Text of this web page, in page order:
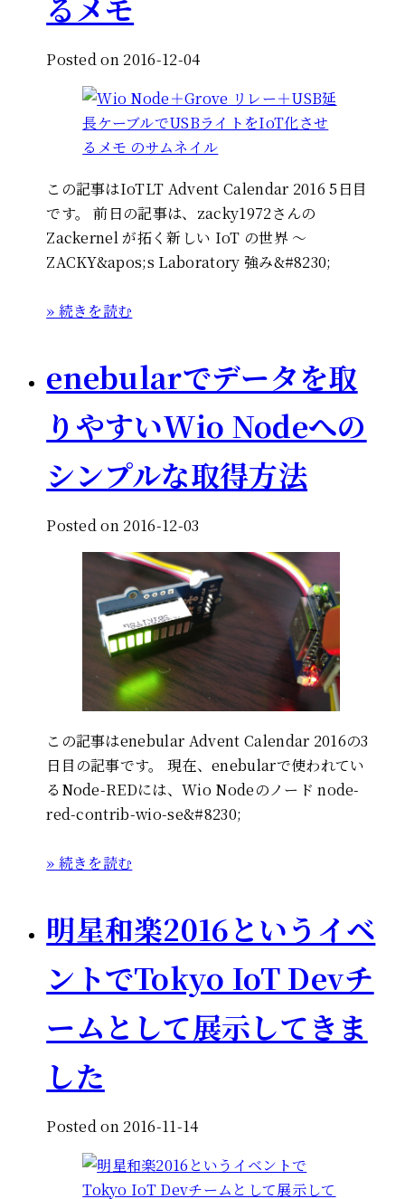
Posted on 2016-12-04
この記事はIoTLT Advent Calendar 2016 5日目
です。 前日の記事は、zacky1972さんの
Zackernel が拓く新しい IoT の世界 〜
ZACKY&apos;s Laboratory 強み&#8230;
» 続きを読む
enebularでデータを取
りやすいWio Nodeへの
シンプルな取得方法
Posted on 2016-12-03
この記事はenebular Advent Calendar 2016の3
日目の記事です。 現在、enebularで使われてい
るNode-REDには、Wio Nodeのノード node-
red-contrib-wio-se&#8230;
» 続きを読む
明星和楽2016というイベ
ントでTokyo IoT Devチ
ームとして展示してきま
した
Posted on 2016-11-14